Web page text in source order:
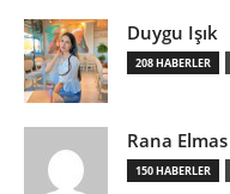
Duygu Işık
208 HABERLER
Rana Elmas
150 HABERLER